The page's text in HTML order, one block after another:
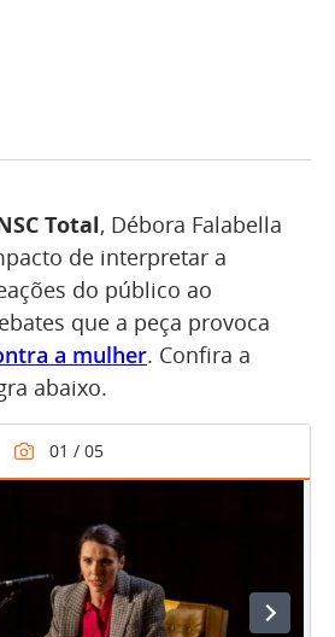
Total, Débora Falabella
de interpretar a
do público ao
que a peça provoca
a mulher. Confira a
abaixo.